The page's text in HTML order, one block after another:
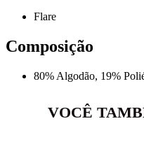
Flare
Composição
80% Algodão, 19%
VOCÊ